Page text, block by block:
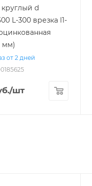
d
L-300 врезка l1-
мм)
от 2 дней
/шт